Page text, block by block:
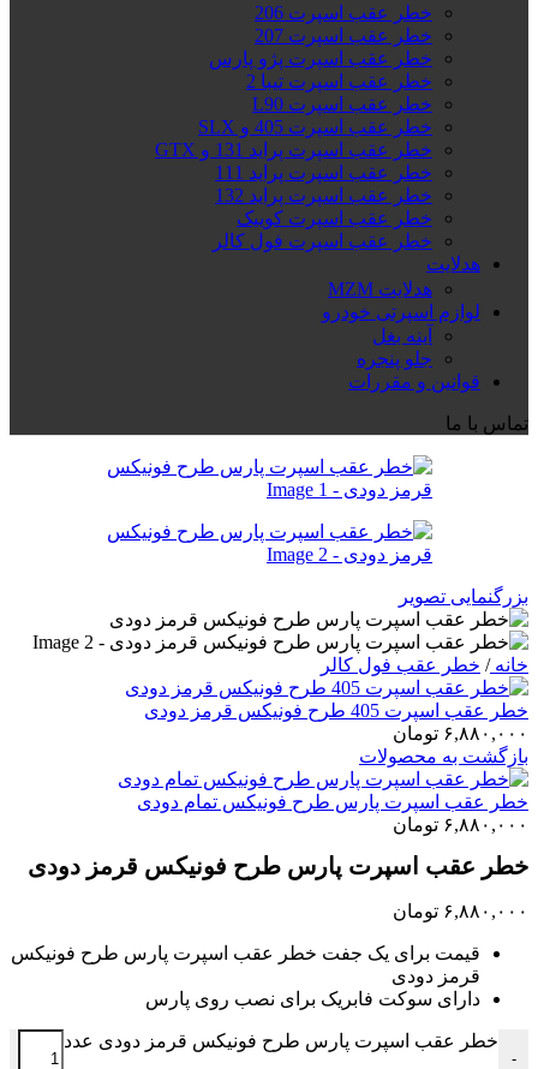
خطر عقب اسپرت 206
خطر عقب اسپرت 207
خطر عقب اسپرت پژو پارس
خطر عقب اسپرت تیبا 2
خطر عقب اسپرت L90
خطر عقب اسپرت 405 و SLX
خطر عقب اسپرت پراید 131 و GTX
خطر عقب اسپرت پراید 111
خطر عقب اسپرت پراید 132
خطر عقب اسپرت کوییک
خطر عقب اسپرت فول کالر
هدلایت
هدلایت MZM
لوازم اسپرتی خودرو
آینه بغل
جلو پنجره
قوانین و مقررات
تماس با ما
بزرگنمایی تصویر
خانه/ خطر عقب فول کالر
خطر عقب اسپرت 405 طرح فونیکس قرمز دودی
۶,۸۸۰,۰۰۰ تومان
بازگشت به محصولات
خطر عقب اسپرت پارس طرح فونیکس تمام دودی
۶,۸۸۰,۰۰۰ تومان
خطر عقب اسپرت پارس طرح فونیکس قرمز دودی
۶,۸۸۰,۰۰۰ تومان
قیمت برای یک جفت خطر عقب اسپرت پارس طرح فونیکس
قرمز دودی
دارای سوکت فابریک برای نصب روی پارس
-
خطر عقب اسپرت پارس طرح فونیکس قرمز دودی عدد